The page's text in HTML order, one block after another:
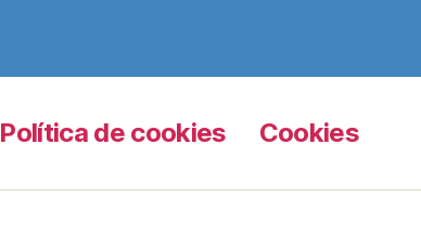
Política de cookies Cookies